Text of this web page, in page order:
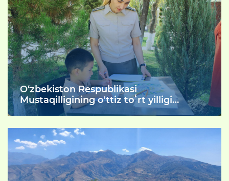
O‘zbekiston Respublikasi
Mustaqilligining o'ttiz toʻrt yilligi
munosabati bilan "Vatan uchun, millat
yurtimizning barcha jabxalarida
ma'naviy-madaniy, vatanparvarlik va
sport tadbirlari o‘tkazib kelinmoqda.